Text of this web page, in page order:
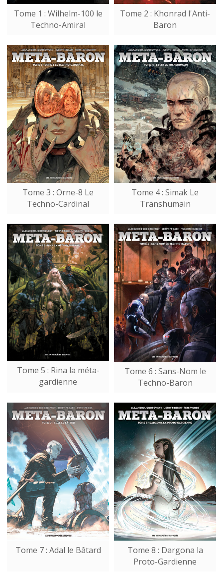
Tome 1 : Wilhelm-100 le
Techno-Amiral
Tome 2 : Khonrad l'Anti-
Baron
Tome 3 : Orne-8 Le
Techno-Cardinal
Tome 4 : Simak Le
Transhumain
Tome 5 : Rina la méta-
gardienne
Tome 6 : Sans-Nom le
Techno-Baron
Tome 7 : Adal le Bâtard
Tome 8 : Dargona la
Proto-Gardienne